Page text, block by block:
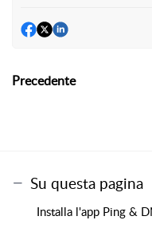
Precedente
Su questa pagina
Installa l'app Ping &